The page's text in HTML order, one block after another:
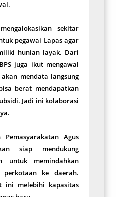
sekitar
pegawai Lapas agar
hunian layak. Dari
juga ikut mengawal
mendata langsung
berat mendapatkan
Jadi ini kolaborasi
Agus
siap mendukung
untuk memindahkan
ke daerah.
ini melebihi kapasitas